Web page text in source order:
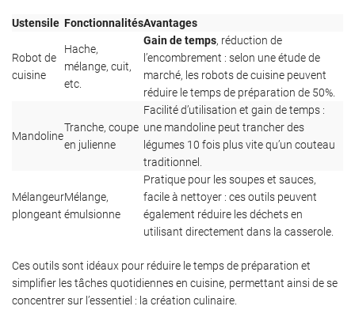
Ustensile FonctionnalitésAvantages
Robot de
cuisine
Hache,
mélange, cuit,
etc.
Gain de temps, réduction de
l’encombrement : selon une étude de
marché, les robots de cuisine peuvent
réduire le temps de préparation de 50%.
Mandoline
Tranche, coupe
en julienne
Facilité d’utilisation et gain de temps :
une mandoline peut trancher des
légumes 10 fois plus vite qu’un couteau
traditionnel.
Mélangeur
plongeant
Mélange,
émulsionne
Pratique pour les soupes et sauces,
facile à nettoyer : ces outils peuvent
également réduire les déchets en
utilisant directement dans la casserole.
Ces outils sont idéaux pour réduire le temps de préparation et
simplifier les tâches quotidiennes en cuisine, permettant ainsi de se
concentrer sur l’essentiel : la création culinaire.